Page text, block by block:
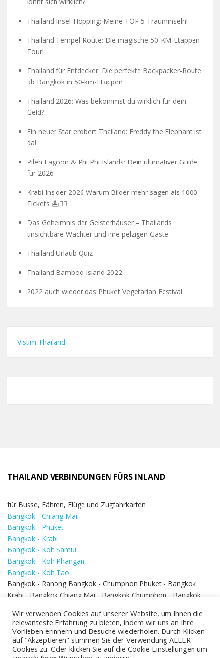
Thailand Insel-Hopping: Meine TOP 5 Trauminseln!
Thailand Tempel-Route: Die magische 50-KM-Etappen-
Tour!
Thailand für Entdecker: Die perfekte Backpacker-Route
ab Bangkok in 50-km-Etappen
Thailand 2026: Was bekommst du wirklich für dein
Geld?
Ein neuer Star erobert Thailand: Freddy the Elephant ist
da!
Pileh Lagoon & Phi Phi Islands: Dein ultimativer Guide
für 2026
Krabi Insider 2026 Warum Bilder mehr sagen als 1000
Tickets 🏝️🧗‍♂️
Das Geheimnis der Geisterhäuser – Thailands
unsichtbare Wächter und ihre pelzigen Gäste
Thailand Urlaub Quiz
Thailand Bamboo Island 2022
2022 auch wieder das Phuket Vegetarian Festival
Visum Thailand
THAILAND VERBINDUNGEN FÜRS INLAND
für Busse, Fähren, Flüge und Zugfahrkarten
Bangkok - Chiang Mai
Bangkok - Phuket
Bangkok - Krabi
Bangkok - Koh Samui
Bangkok - Koh Phangan
Bangkok - Koh Tao
Bangkok - Ranong Bangkok - Chumphon Phuket - Bangkok
Krabi - Bangkok Chiang Mai - Bangkok Chumphon - Bangkok
Bangkok - Hua Hin
Wir verwenden Cookies auf unserer Website, um Ihnen die
relevanteste Erfahrung zu bieten, indem wir uns an Ihre
Vorlieben erinnern und Besuche wiederholen. Durch Klicken
auf "Akzeptieren" stimmen Sie der Verwendung ALLER
Cookies zu. Oder klicken Sie auf die Cookie Einstellungen um